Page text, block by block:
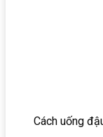
Cách uống